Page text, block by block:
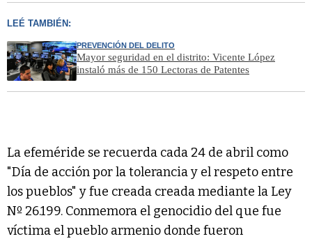
LEÉ TAMBIÉN:
PREVENCIÓN DEL DELITO
Mayor seguridad en el distrito: Vicente López
instaló más de 150 Lectoras de Patentes
La efeméride se recuerda cada 24 de abril como
"Día de acción por la tolerancia y el respeto entre
los pueblos" y fue creada creada mediante la Ley
Nº 26.199. Conmemora el genocidio del que fue
víctima el pueblo armenio donde fueron